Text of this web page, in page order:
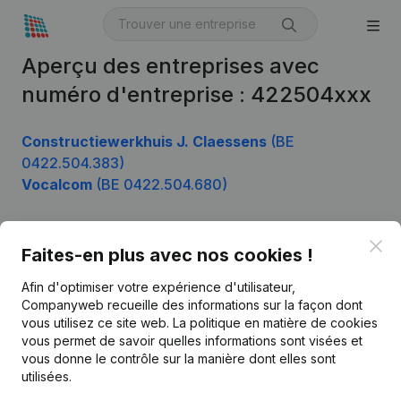
Aperçu des entreprises avec
numéro d'entreprise : 422504xxx
Constructiewerkhuis J. Claessens (BE
0422.504.383)
Vocalcom (BE 0422.504.680)
Faites-en plus avec nos cookies !
Afin d'optimiser votre expérience d'utilisateur,
Companyweb recueille des informations sur la façon dont
vous utilisez ce site web. La politique en matière de cookies
vous permet de savoir quelles informations sont visées et
vous donne le contrôle sur la manière dont elles sont
utilisées.
Français
Kantorenpark Everest
Produit
Informations d’entreprise
Monitoring
Recherche internationale